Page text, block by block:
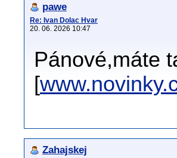
pawe
Re: Ivan Dolac Hvar
20. 06. 2026 10:47
Pánové,máte
[
Zahajskej